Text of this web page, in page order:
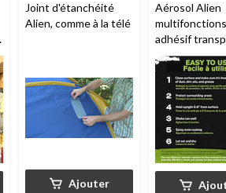
Joint d'étanchéité
Alien, comme à la télé
Ajouter
Aérosol Alien
adhésif
14 oz